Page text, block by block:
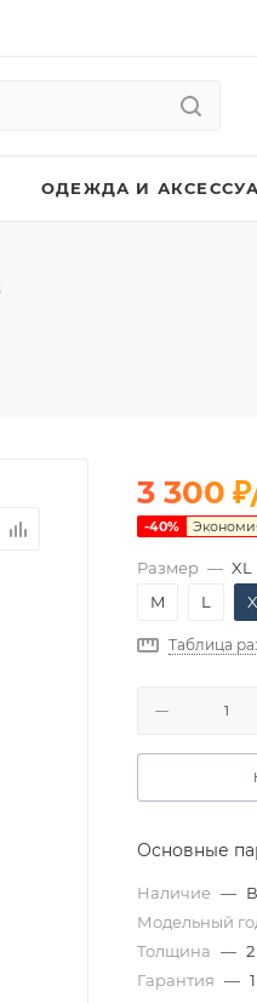
ОДЕЖДА И
3 300 ₽
-40%
Размер — XL
M
L
Таблица
Основные
Наличие —
Модельный
Толщина —
Гарантия —